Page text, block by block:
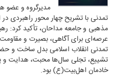
مدیرگروه و عضو
تمدنی با تشریح چهار محور راهبردی در
مذهبی و جامعه مداحان، تأکید کرد:
عرصه‌ای برای آگاهی، بصیرت و
تمدنی انقلاب اسلامی بدل ساخت و
تشییع، تجلی سال‌ها محبت، هدایت و
خادمان اهل‌بیت(ع) بود.